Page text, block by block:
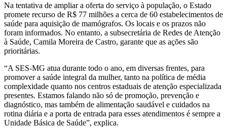
Na tentativa de ampliar a oferta do serviço à população, o Estado
promete recurso de R$ 77 milhões a cerca de 60 estabelecimentos de
saúde para aquisição de mamógrafos. Os locais e os prazos não
foram informados. No entanto, a subsecretária de Redes de Atenção
à Saúde, Camila Moreira de Castro, garante que as ações são
prioritárias.
“A SES-MG atua durante todo o ano, em diversas frentes, para
promover a saúde integral da mulher, tanto na política de média
complexidade quanto nos centros estaduais de atenção especializada
presentes. Estamos falando não só de promoção, prevenção e
diagnóstico, mas também de alimentação saudável e cuidados na
rotina diária e a porta de entrada para esses atendimentos é sempre a
Unidade Básica de Saúde”, explica.